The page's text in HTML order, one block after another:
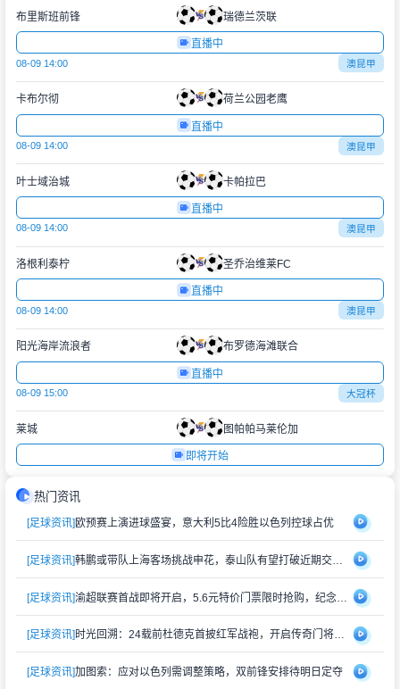
布里斯班前锋 瑞德兰茨联
直播中
08-09 14:00 澳昆甲
卡布尔彻 荷兰公园老鹰
直播中
08-09 14:00 澳昆甲
叶士域治城 卡帕拉巴
直播中
08-09 14:00 澳昆甲
洛根利泰柠 圣乔治维莱FC
直播中
08-09 14:00 澳昆甲
阳光海岸流浪者 布罗德海滩联合
直播中
08-09 15:00 大冠杯
莱城 图帕帕马莱伦加
即将开始
热门资讯
[足球资讯]欧预赛上演进球盛宴，意大利5比4险胜以色列控球占优
[足球资讯]
[足球资讯] 渝超联赛首战即将开启，5.6元特价门票限时抢购，纪念礼品同步赠送
[足球资讯] 时光回溯：24载前杜德克首披红军战袍，开启传奇门将生涯
[足球资讯]加图索：应对以色列需调整策略，双前锋安排待明日定夺